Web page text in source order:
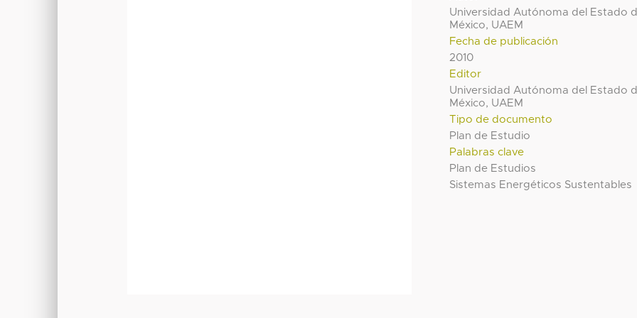
Universidad Autónoma del Estado
México, UAEM
Fecha de publicación
2010
Editor
Universidad Autónoma del Estado
México, UAEM
Tipo de documento
Plan de Estudio
Palabras clave
Plan de Estudios
Sistemas Energéticos Sustentables